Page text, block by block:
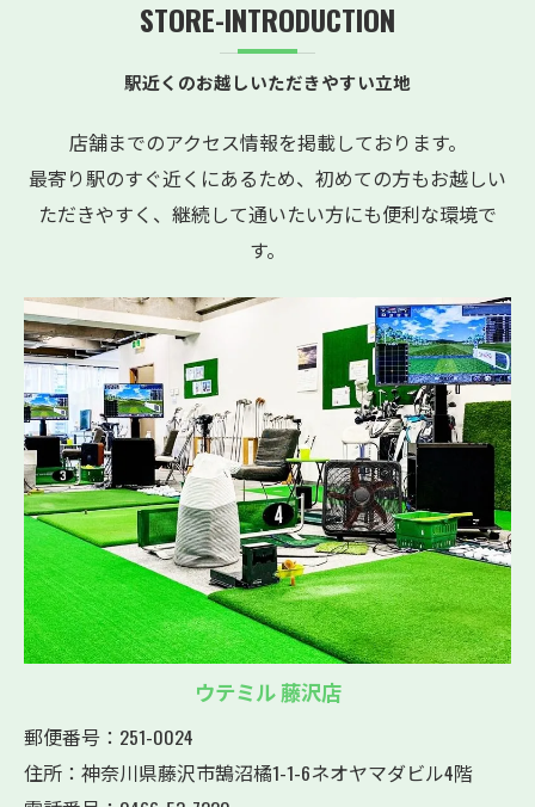
駅近くのお越しいただきやすい立地
STORE-INTRODUCTION
店舗までのアクセス情報を掲載しております。
最寄り駅のすぐ近くにあるため、初めての方もお越しい
ただきやすく、継続して通いたい方にも便利な環境で
す。
ウテミル 藤沢店
郵便番号：251-0024
住所：神奈川県藤沢市鵠沼橘1-1-6ネオヤマダビル4階